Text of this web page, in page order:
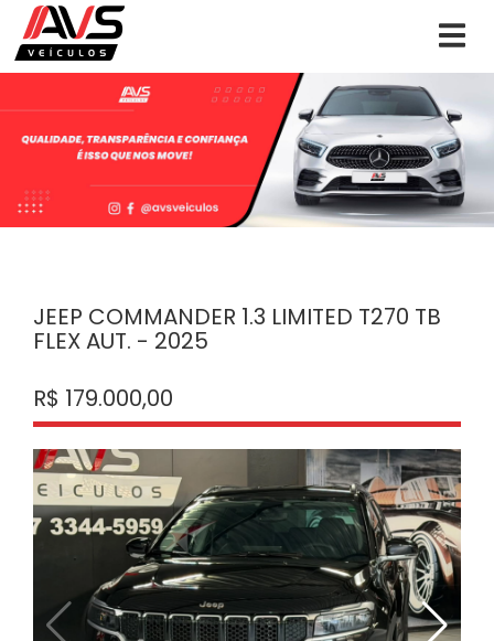
JEEP COMMANDER 1.3 LIMITED T270 TB
FLEX AUT. - 2025
R$ 179.000,00